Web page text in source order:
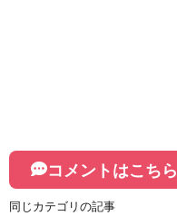
コメントはこちら
同じカテゴリの記事